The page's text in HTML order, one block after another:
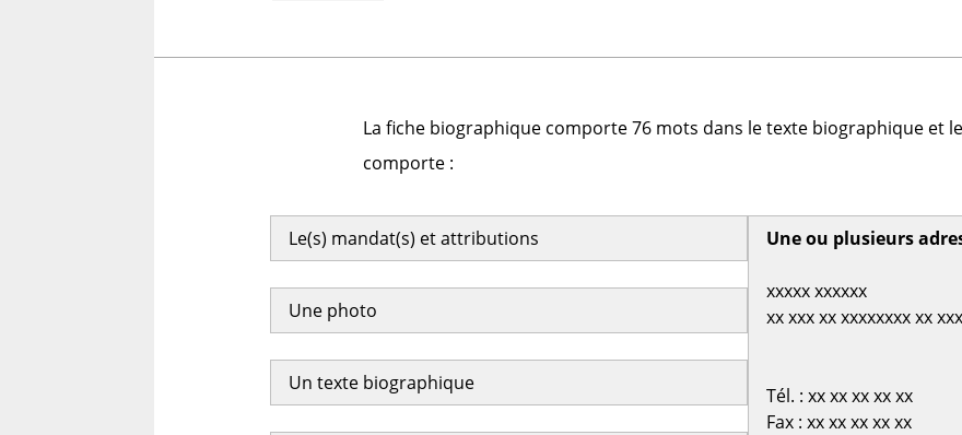
La fiche biographique comporte 76 mots dans le texte biographique et
comporte :
Le(s) mandat(s) et attributions
Une photo
Un texte biographique
Une ou plusieurs
xxxxx xxxxxx
xx xxx xx xxxxxxxx xx
Tél. : xx xx xx xx xx
Fax : xx xx xx xx xx